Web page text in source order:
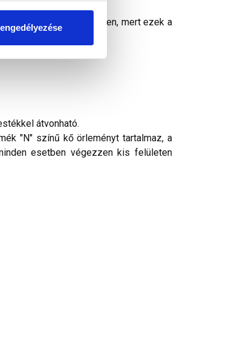
szélben és párás időben, mert ezek a
átvonható.
"N" színű kő örleményt tartalmaz, a
esetben végezzen kis felületen